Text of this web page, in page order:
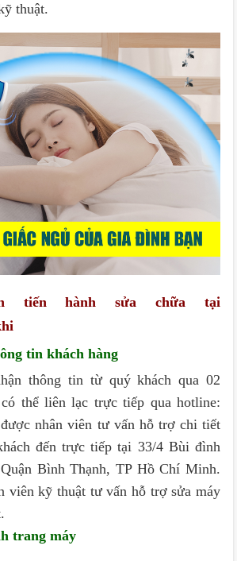
thuật.
tiến hành sửa chữa tại
tin khách hàng
thông tin từ quý khách qua 02
thể liên lạc trực tiếp qua hotline:
nhân viên tư vấn hỗ trợ chi tiết
đến trực tiếp tại 33/4 Bùi đình
Bình Thạnh, TP Hồ Chí Minh.
viên kỹ thuật tư vấn hỗ trợ sửa máy
trang máy